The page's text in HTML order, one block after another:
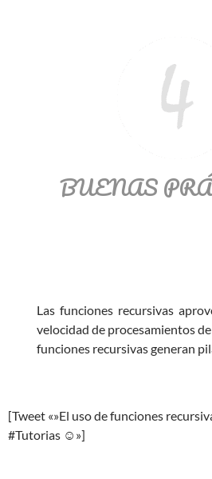
BUENAS
Las funciones recursivas
velocidad de procesamientos
funciones recursivas generan
[Tweet «»El uso de funciones
#Tutorias ☺»]